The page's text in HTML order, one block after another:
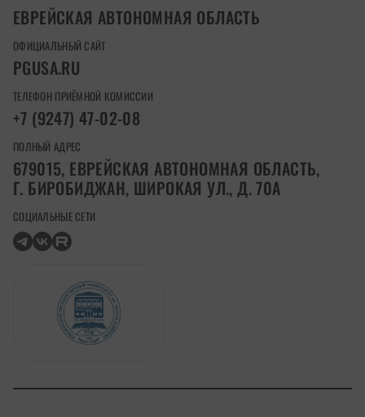
ЕВРЕЙСКАЯ АВТОНОМНАЯ ОБЛАСТЬ
ОФИЦИАЛЬНЫЙ САЙТ
PGUSA.RU
ТЕЛЕФОН ПРИЁМНОЙ КОМИССИИ
+7 (9247) 47-02-08
ПОЛНЫЙ АДРЕС
679015, ЕВРЕЙСКАЯ АВТОНОМНАЯ ОБЛАСТЬ,
Г. БИРОБИДЖАН, ШИРОКАЯ УЛ., Д. 70А
СОЦИАЛЬНЫЕ СЕТИ